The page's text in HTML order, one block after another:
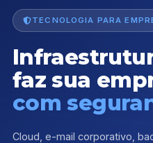
TECNOLOGIA PARA
faz sua
com
Cloud, e-mail corporativo,